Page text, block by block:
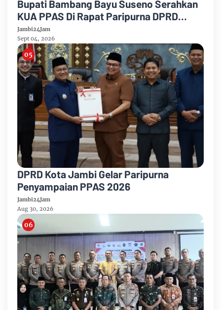
Bupati Bambang Bayu Suseno Serahkan
KUA PPAS Di Rapat Paripurna DPRD
Muarojambi
Jambi24Jam
Sept 04, 2026
DPRD Kota Jambi Gelar Paripurna
Penyampaian PPAS 2026
Jambi24Jam
Aug 30, 2026